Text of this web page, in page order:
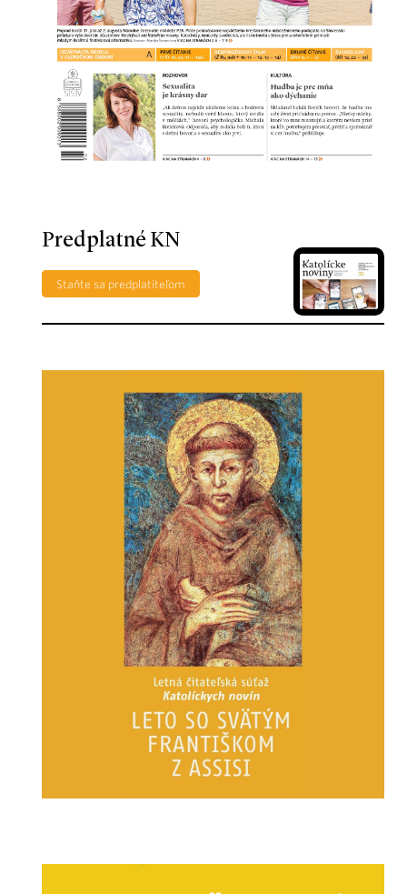
Predplatné KN
Staňte sa predplatiteľom